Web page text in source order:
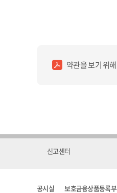
약관을 보기 위해
신고센터
공시실 보호금융상품등록부